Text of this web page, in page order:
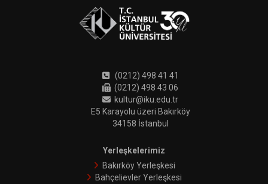
(0212) 498 41 41
(0212) 498 43 06
kultur@iku.edu.tr
E5 Karayolu üzeri Bakırköy
34158 İstanbul
Yerleşkelerimiz
Bakırköy Yerleşkesi
Bahçelievler Yerleşkesi